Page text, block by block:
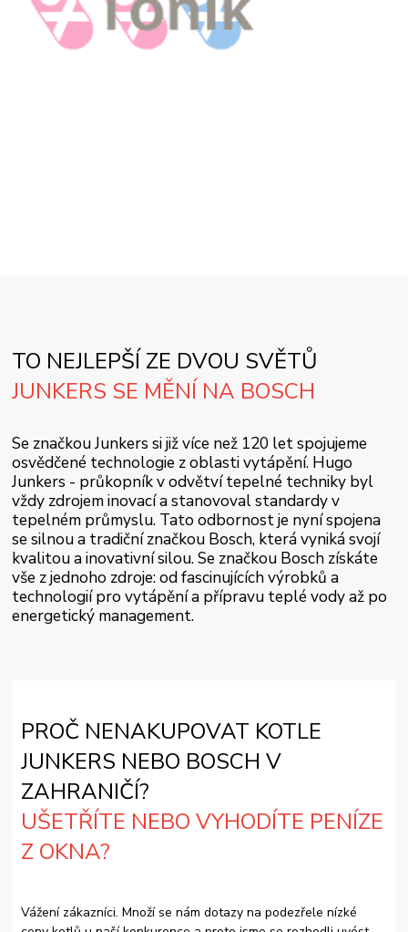
TO NEJLEPŠÍ ZE DVOU SVĚTŮ
JUNKERS SE MĚNÍ NA BOSCH
Se značkou Junkers si již více než 120 let spojujeme
osvědčené technologie z oblasti vytápění. Hugo
Junkers - průkopník v odvětví tepelné techniky byl
vždy zdrojem inovací a stanovoval standardy v
tepelném průmyslu. Tato odbornost je nyní spojena
se silnou a tradiční značkou Bosch, která vyniká svojí
kvalitou a inovativní silou. Se značkou Bosch získáte
vše z jednoho zdroje: od fascinujících výrobků a
technologií pro vytápění a přípravu teplé vody až po
energetický management.
PROČ NENAKUPOVAT KOTLE
JUNKERS NEBO BOSCH V
ZAHRANIČÍ?
UŠETŘÍTE NEBO VYHODÍTE PENÍZE
Z OKNA?
Vážení zákazníci. Množí se nám dotazy na podezřele nízké